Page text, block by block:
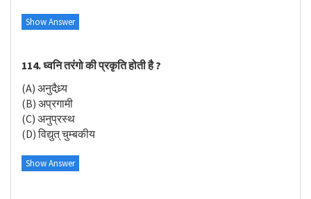
Show Answer
114. ध्वनि तरंगो की प्रकृति होती है ?
(A) अनुदैध्र्य
(B) अप्रगामी
(C) अनुप्रस्थ
(D) विद्युत् चुम्बकीय
Show Answer